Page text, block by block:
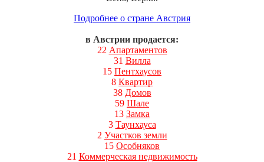
Подробнее о стране Австрия
в Австрии продается:
22 Апартаментов
31 Вилла
15 Пентхаусов
8 Квартир
38 Домов
59 Шале
13 Замка
3 Таунхауса
2 Участков земли
15 Особняков
21 Коммерческая недвижимость